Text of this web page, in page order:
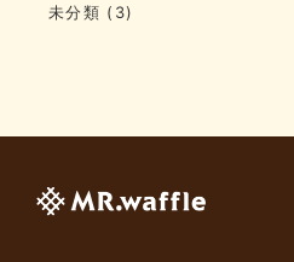
未分類 (3)